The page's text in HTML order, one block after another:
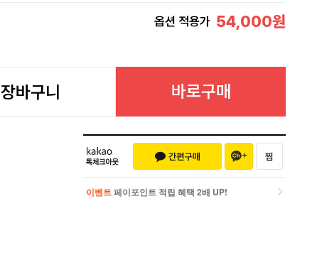
옵션 적용가 54,000원
장바구니 바로구매
이벤트 페이포인트 적립 혜택 2배 UP!